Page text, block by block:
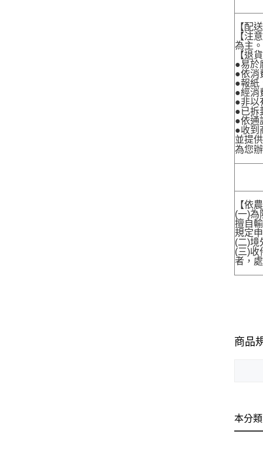
【配
【注
為主。
【退
●易於
●依消
●報紙
●經消
●非以
●已拆
●依通
●收到
並提
為您
【依
(一)為
擅自
規定
(二)境
(三)收
者，
商品
本分